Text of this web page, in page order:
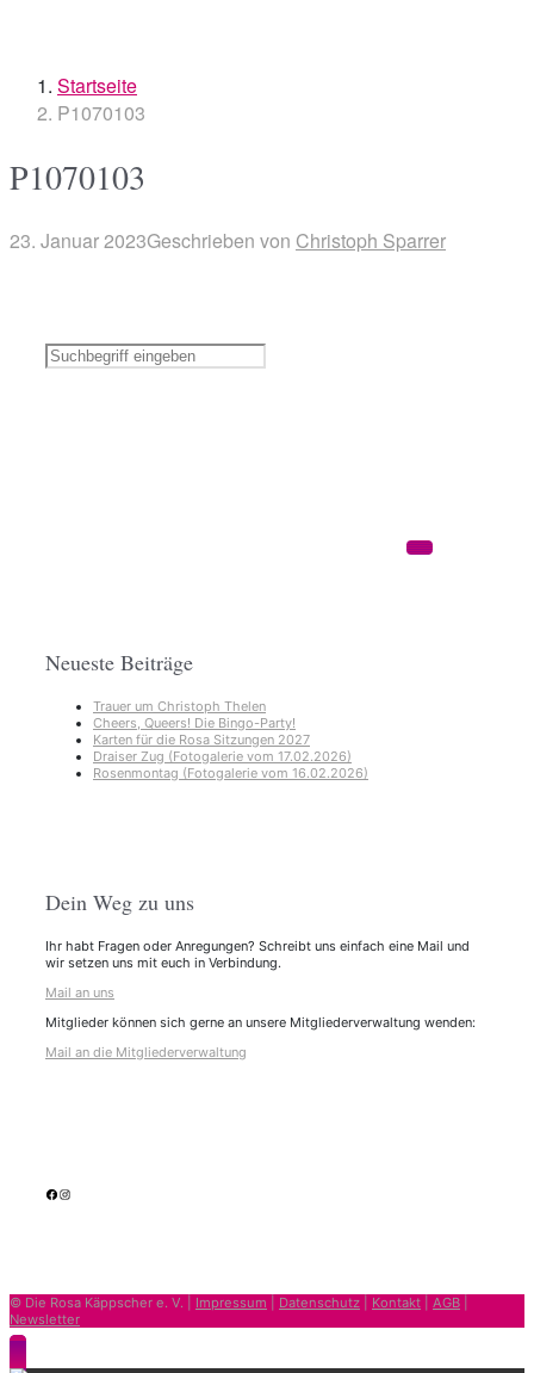
Startseite
P1070103
P1070103
23. Januar 2023Geschrieben von Christoph Sparrer
Neueste Beiträge
Trauer um Christoph Thelen
Cheers, Queers! Die Bingo-Party!
Karten für die Rosa Sitzungen 2027
Draiser Zug (Fotogalerie vom 17.02.2026)
Rosenmontag (Fotogalerie vom 16.02.2026)
Dein Weg zu uns
Ihr habt Fragen oder Anregungen? Schreibt uns einfach eine Mail und
wir setzen uns mit euch in Verbindung.
Mail an uns
Mitglieder können sich gerne an unsere Mitgliederverwaltung wenden:
Mail an die Mitgliederverwaltung
facebook
Instagram
© Die Rosa Käppscher e. V. | Impressum Datenschutz Kontakt AGB
Newsletter